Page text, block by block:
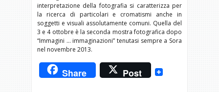
interpretazione della fotografia si caratterizza per
la ricerca di particolari e cromatismi anche in
soggetti e visuali assolutamente comuni. Quella del
3 e 4 ottobre è la seconda mostra fotografica dopo
“Immagini … immaginazioni” tenutasi sempre a Sora
nel novembre 2013.
Share Post